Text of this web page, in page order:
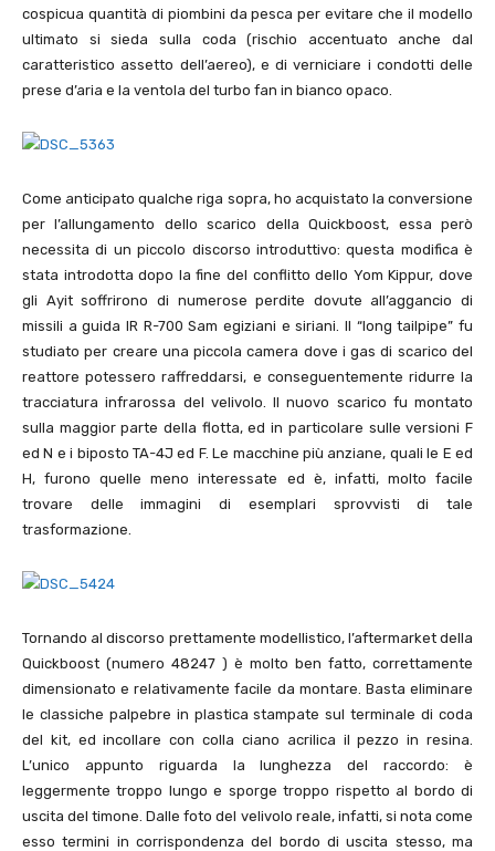
cospicua quantità di piombini da pesca per evitare che il modello
ultimato si sieda sulla coda (rischio accentuato anche dal
caratteristico assetto dell’aereo), e di verniciare i condotti delle
prese d’aria e la ventola del turbo fan in bianco opaco.
Come anticipato qualche riga sopra, ho acquistato la conversione
per l’allungamento dello scarico della Quickboost, essa però
necessita di un piccolo discorso introduttivo: questa modifica è
stata introdotta dopo la fine del conflitto dello Yom Kippur, dove
gli Ayit soffrirono di numerose perdite dovute all’aggancio di
missili a guida IR R-700 Sam egiziani e siriani. Il “long tailpipe” fu
studiato per creare una piccola camera dove i gas di scarico del
reattore potessero raffreddarsi, e conseguentemente ridurre la
tracciatura infrarossa del velivolo. Il nuovo scarico fu montato
sulla maggior parte della flotta, ed in particolare sulle versioni F
ed N e i biposto TA-4J ed F. Le macchine più anziane, quali le E ed
H, furono quelle meno interessate ed è, infatti, molto facile
trovare delle immagini di esemplari sprovvisti di tale
trasformazione.
Tornando al discorso prettamente modellistico, l’aftermarket della
Quickboost (numero 48247 ) è molto ben fatto, correttamente
dimensionato e relativamente facile da montare. Basta eliminare
le classiche palpebre in plastica stampate sul terminale di coda
del kit, ed incollare con colla ciano acrilica il pezzo in resina.
L’unico appunto riguarda la lunghezza del raccordo: è
leggermente troppo lungo e sporge troppo rispetto al bordo di
uscita del timone. Dalle foto del velivolo reale, infatti, si nota come
esso termini in corrispondenza del bordo di uscita stesso, ma